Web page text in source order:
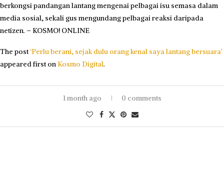
berkongsi pandangan lantang mengenai pelbagai isu semasa dalam
media sosial, sekali gus mengundang pelbagai reaksi daripada
netizen. – KOSMO! ONLINE
The post‘Perlu berani, sejak dulu orang kenal saya lantang bersuara’
appeared first on Kosmo Digital.
1 month ago 0 comments